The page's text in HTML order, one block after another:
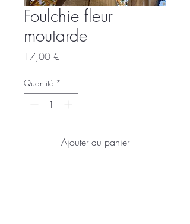
Foulchie fleur
moutarde
17,00 €
Quantité *
Ajouter au panier